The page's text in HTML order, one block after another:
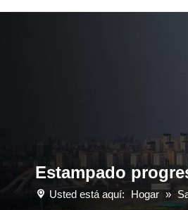
Estampado
Usted está aquí: Hogar »